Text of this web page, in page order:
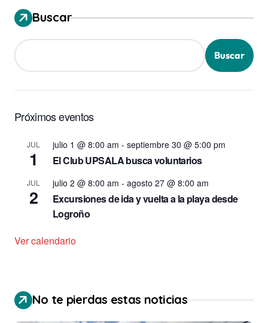
Buscar
Buscar
Próximos eventos
JUL
1
julio 1 @ 8:00 am - septiembre 30 @ 5:00 pm
El Club UPSALA busca voluntarios
JUL
2
julio 2 @ 8:00 am - agosto 27 @ 8:00 am
Excursiones de ida y vuelta a la playa desde
Logroño
Ver calendario
No te pierdas estas noticias